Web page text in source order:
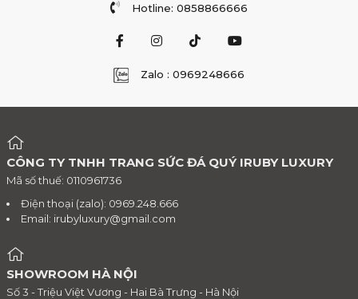
Hotline: 0858866666
Zalo : 0969248666
CÔNG TY TNHH TRANG SỨC ĐÁ QUÝ IRUBY LUXURY
Mã số thuế: 0110961736
Điện thoại (zalo): 0969.248.666
Email: irubyluxury@gmail.com
SHOWROOM HÀ NỘI
Số 3 - Triệu Việt Vương - Hai Bà Trưng - Hà Nội